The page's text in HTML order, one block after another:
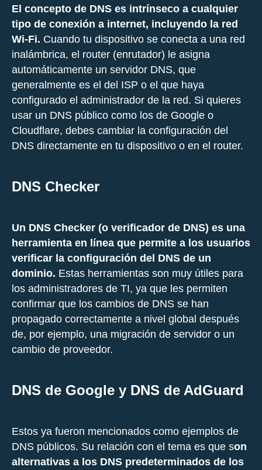
El concepto de DNS es intrínseco a cualquier
tipo de conexión a internet, incluyendo la red
Wi-Fi. Cuando tu dispositivo se conecta a una red
inalámbrica, el router (enrutador) le asigna
automáticamente un servidor DNS, que
generalmente es el del ISP o el que haya
configurado el administrador de la red. Si quieres
usar un DNS público como los de Google o
Cloudflare, debes cambiar la configuración del
DNS directamente en tu dispositivo o en el router.
DNS Checker
Un DNS Checker (o verificador de DNS) es una
herramienta en línea que permite a los usuarios
verificar la configuración del DNS de un
dominio. Estas herramientas son muy útiles para
los administradores de TI, ya que les permiten
confirmar que los cambios de DNS se han
propagado correctamente a nivel global después
de, por ejemplo, una migración de servidor o un
cambio de proveedor.
DNS de Google y DNS de AdGuard
Estos ya fueron mencionados como ejemplos de
DNS públicos. Su relación con el tema es que son
alternativas a los DNS predeterminados de los